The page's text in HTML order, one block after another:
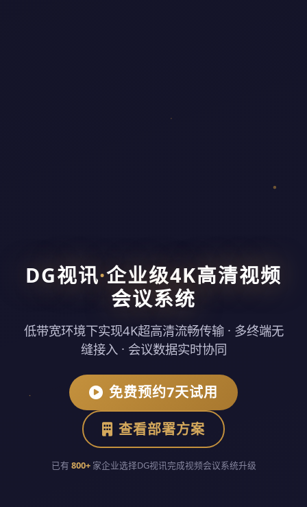
DG视讯·企业级4K高清视频
会议系统
低带宽环境下实现4K超高清流畅传输 · 多终端无
缝接入 · 会议数据实时协同
免费预约7天试用
查看部署方案
已有 800+家企业选择DG视讯完成视频会议系统升级